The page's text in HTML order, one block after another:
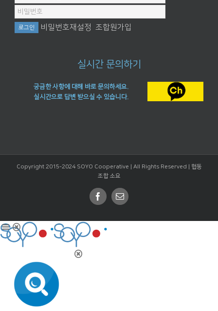
비밀번호재설정 조합원가입
실시간 문의하기
궁금한 사항에 대해 바로 문의하세요.
실시간으로 답변 받으실 수 있습니다.
Copyright 2015-2024 SOYO Cooperative | All Rights Reserved | 협동
조합 소요
Facebook
Email